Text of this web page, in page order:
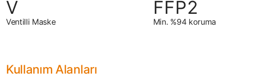
Ventilli Maske Min. %94 koruma
Kullanım Alanları